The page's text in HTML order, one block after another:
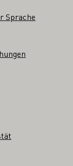
Sprache